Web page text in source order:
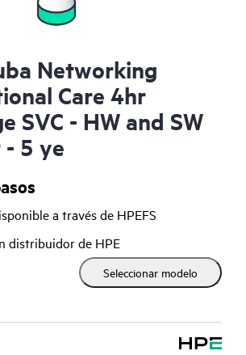
Networking
Care 4hr
SVC - HW and SW
5 ye
a través de HPEFS
distribuidor de HPE
Seleccionar modelo